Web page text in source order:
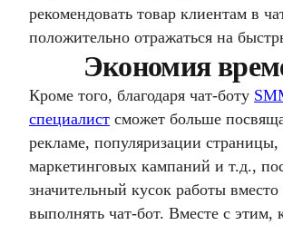
рекомендовать товар клиентам в
положительно отражаться на
Экономия
Кроме того, благодаря чат-боту
специалист сможет больше
рекламе, популяризации
маркетинговых кампаний и т.д.,
значительный кусок работы вместо
выполнять чат-бот. Вместе с этим,